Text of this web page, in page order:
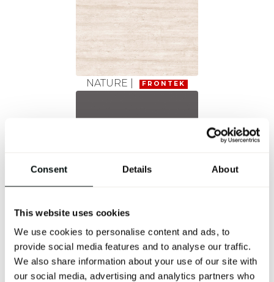
Consent Details About
This website uses cookies
We use cookies to personalise content and ads, to
provide social media features and to analyse our traffic.
We also share information about your use of our site with
our social media, advertising and analytics partners who
NATURE | FRONTEK